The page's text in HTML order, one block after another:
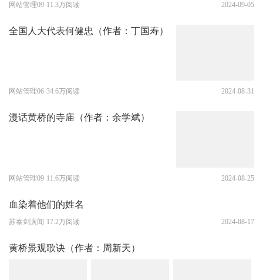
网站管理09 11.3万阅读 2024-09-05
全国人大代表何健忠（作者：丁国寿）
网站管理06 34.6万阅读 2024-08-31
漫话黄桥的寺庙（作者：余学斌）
网站管理09 11.6万阅读 2024-08-25
血染着他们的姓名
苏泰剑滨闻 17.2万阅读 2024-08-17
黄桥景观歌诀（作者：周新天）